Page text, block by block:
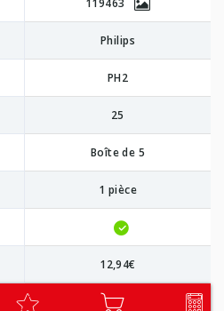
119463
Philips
PH2
25
Boîte de 5
1 pièce
12,94€